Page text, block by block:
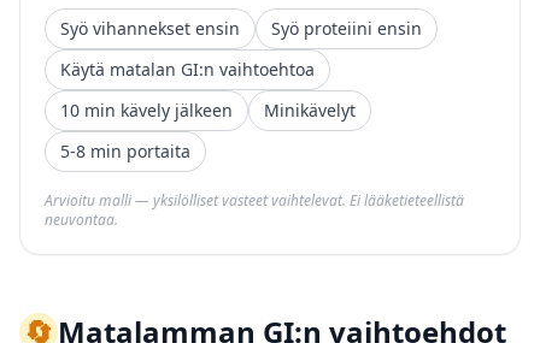
Syö vihannekset ensin
Syö proteiini ensin
Käytä matalan GI:n vaihtoehtoa
10 min kävely jälkeen
Minikävelyt
5-8 min portaita
Arvioitu malli — yksilölliset vasteet vaihtelevat. Ei lääketieteellistä
neuvontaa.
🔄Matalamman GI:n vaihtoehdot